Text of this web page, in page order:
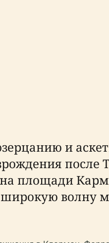
и
после
площади
широкую волну